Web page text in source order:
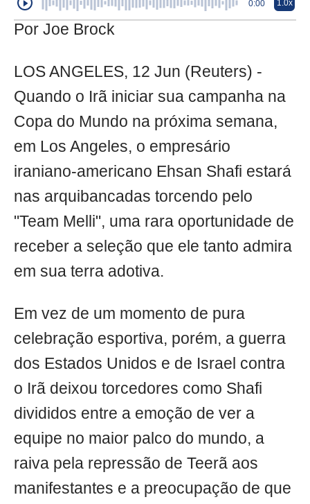
0:00 1.0x
Por Joe Brock
LOS ANGELES, 12 Jun (Reuters) -
Quando o Irã iniciar sua campanha na
Copa do Mundo na próxima semana,
em Los Angeles, o empresário
iraniano-americano Ehsan Shafi estará
nas arquibancadas torcendo pelo
"Team Melli", uma rara oportunidade de
receber a seleção que ele tanto admira
em sua terra adotiva.
Em vez de um momento de pura
celebração esportiva, porém, a guerra
dos Estados Unidos e de Israel contra
o Irã deixou torcedores como Shafi
divididos entre a emoção de ver a
equipe no maior palco do mundo, a
raiva pela repressão de Teerã aos
manifestantes e a preocupação de que